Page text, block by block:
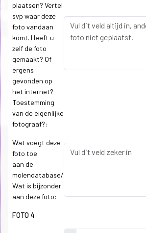
plaatsen? Vertel
svp waar deze
foto vandaan
komt. Heeft u
zelf de foto
gemaakt? Of
ergens
gevonden op
het internet?
Toestemming
van de eigenlijke
fotograaf?:
Wat voegt deze
foto toe
aan de
molendatabase/
Wat is bijzonder
aan deze foto:
FOTO 4